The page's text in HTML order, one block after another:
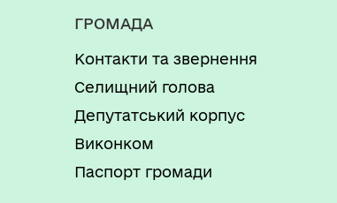
ГРОМАДА
Контакти та звернення
Селищний голова
Депутатський корпус
Виконком
Паспорт громади